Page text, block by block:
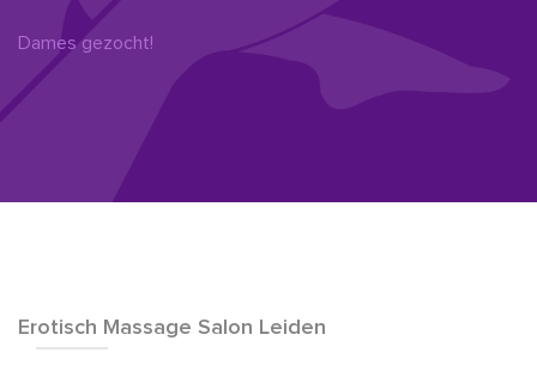
Dames gezocht!
Erotisch Massage Salon Leiden